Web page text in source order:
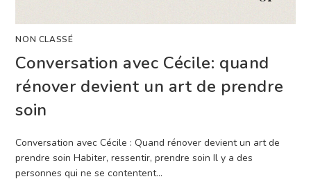
NON CLASSÉ
Conversation avec Cécile: quand
rénover devient un art de prendre
soin
Conversation avec Cécile : Quand rénover devient un art de
prendre soin Habiter, ressentir, prendre soin Il y a des
personnes qui ne se contentent…